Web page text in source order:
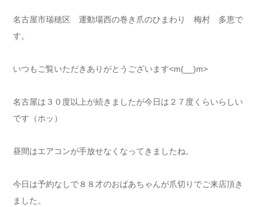
名古屋市瑞穂区 運動場西の巻き爪のひまわり 梅村 多恵で
す。
いつもご覧いただきありがとうございます<m(__)m>
名古屋は３０度以上が続きましたが今日は２７度くらいらしい
です（ホッ）
昼間はエアコンが手放せなくなってきましたね。
今日は予約なしで８８才のおばあちゃんが爪切りでご来店頂き
ました。